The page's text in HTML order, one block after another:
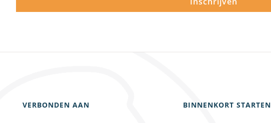
VERBONDEN AAN BINNENKORT STARTEN